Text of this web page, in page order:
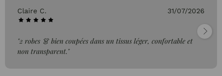
Claire C. 31/07/2026
"2 robes 👗 bien coupées dans un tissus léger, confortable et
non transparent."